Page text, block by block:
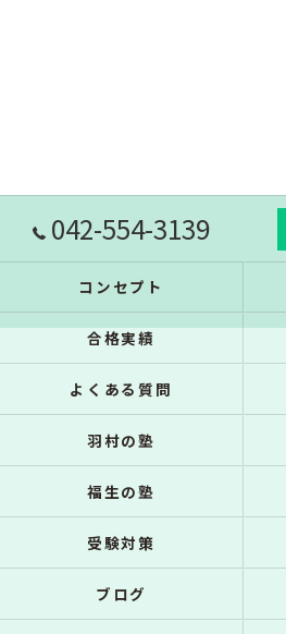
042-554-3139
コンセプト
合格実績
よくある質問
羽村の塾
福生の塾
受験対策
ブログ